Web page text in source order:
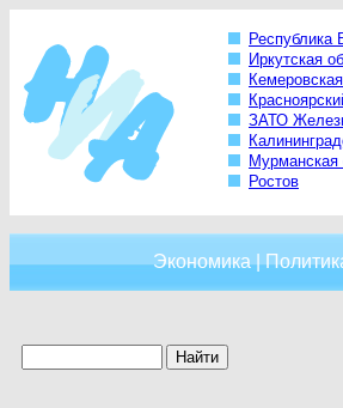
Республика
Иркутская
ЗАТО
Мурманская
Ростов
Экономика|